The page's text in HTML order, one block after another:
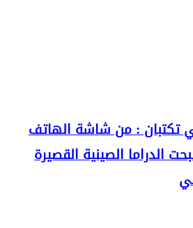
تكتبان : من شاشة الهاتف
الدراما الصينية القصيرة